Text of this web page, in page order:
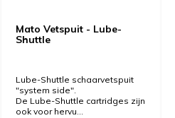
Mato Vetspuit - Lube-
Shuttle
Lube-Shuttle schaarvetspuit
"system side".
De Lube-Shuttle cartridges zijn
ook voor hervu...